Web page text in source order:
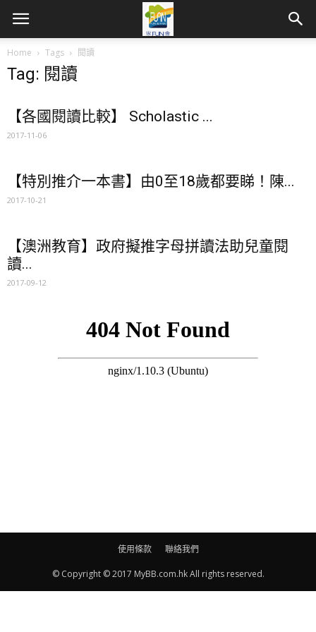
Home Tags 閱讀
Tag: 閱讀
【各國閱讀比較】 Scholastic ...
2017-11-06
【特別推介一本書】由0至18歲都要睇！陳...
2017-10-21
【澳洲教育】政府擬推字母拼讀法助兒童閱
讀...
2017-09-12
使用條款 聯絡我們
© Copyright © 2017 MyBB.com.hk All rights reserved.